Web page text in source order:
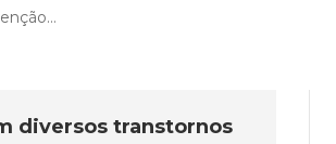
diversos transtornos